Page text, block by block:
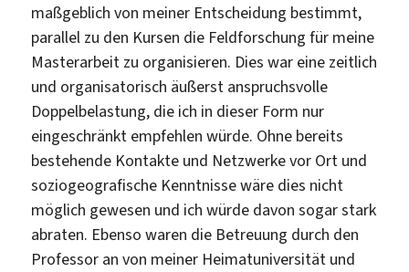
maßgeblich von meiner Entscheidung bestimmt,
parallel zu den Kursen die Feldforschung für meine
Masterarbeit zu organisieren. Dies war eine zeitlich
und organisatorisch äußerst anspruchsvolle
Doppelbelastung, die ich in dieser Form nur
eingeschränkt empfehlen würde. Ohne bereits
bestehende Kontakte und Netzwerke vor Ort und
soziogeografische Kenntnisse wäre dies nicht
möglich gewesen und ich würde davon sogar stark
abraten. Ebenso waren die Betreuung durch den
Professor an von meiner Heimatuniversität und